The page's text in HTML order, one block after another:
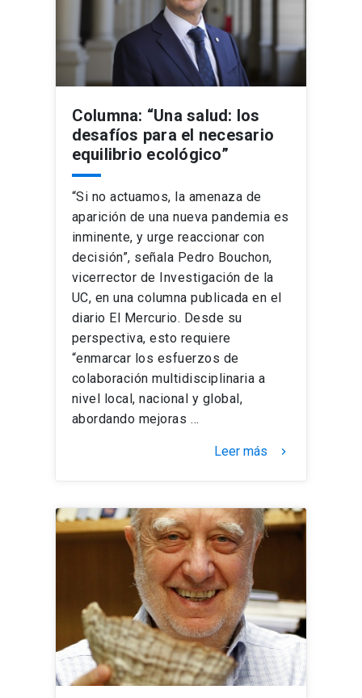
Columna: “Una salud: los
desafíos para el necesario
equilibrio ecológico”
“Si no actuamos, la amenaza de
aparición de una nueva pandemia es
inminente, y urge reaccionar con
decisión”, señala Pedro Bouchon,
vicerrector de Investigación de la
UC, en una columna publicada en el
diario El Mercurio. Desde su
perspectiva, esto requiere
“enmarcar los esfuerzos de
colaboración multidisciplinaria a
nivel local, nacional y global,
abordando mejoras …
Leer más keyboard_arrow_right